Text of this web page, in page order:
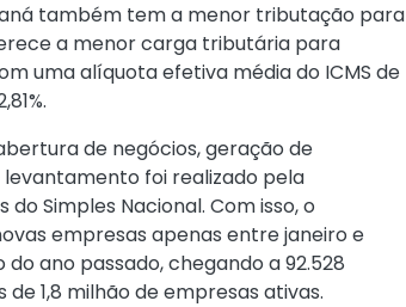
também tem a menor tributação para
a menor carga tributária para
uma alíquota efetiva média do ICMS de
de negócios, geração de
foi realizado pela
Simples Nacional. Com isso, o
empresas apenas entre janeiro e
ano passado, chegando a 92.528
1,8 milhão de empresas ativas.